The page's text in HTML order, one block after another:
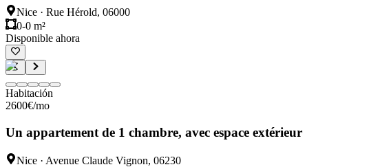
Nice · Rue Hérold, 06000
0-0 m²
Disponible ahora
Habitación
2600€/mo
Un appartement de 1 chambre, avec espace extérieur
Nice · Avenue Claude Vignon, 06230